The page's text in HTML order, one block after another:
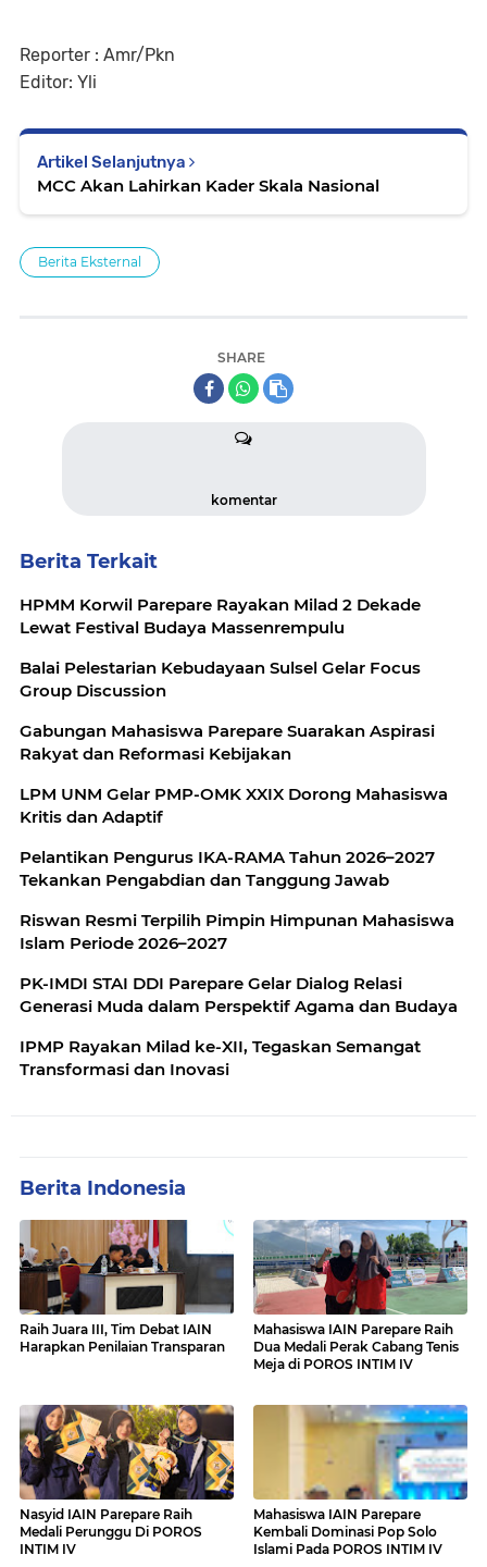
Reporter : Amr/Pkn
Editor: Yli
Artikel Selanjutnya
MCC Akan Lahirkan Kader Skala Nasional
Berita Eksternal
SHARE
komentar
Berita Terkait
HPMM Korwil Parepare Rayakan Milad 2 Dekade
Lewat Festival Budaya Massenrempulu
Balai Pelestarian Kebudayaan Sulsel Gelar Focus
Group Discussion
Gabungan Mahasiswa Parepare Suarakan Aspirasi
Rakyat dan Reformasi Kebijakan
LPM UNM Gelar PMP-OMK XXIX Dorong Mahasiswa
Kritis dan Adaptif
Pelantikan Pengurus IKA-RAMA Tahun 2026–2027
Tekankan Pengabdian dan Tanggung Jawab
Riswan Resmi Terpilih Pimpin Himpunan Mahasiswa
Islam Periode 2026–2027
PK-IMDI STAI DDI Parepare Gelar Dialog Relasi
Generasi Muda dalam Perspektif Agama dan Budaya
IPMP Rayakan Milad ke-XII, Tegaskan Semangat
Transformasi dan Inovasi
Berita Indonesia
Raih Juara III, Tim Debat IAIN
Harapkan Penilaian Transparan
Mahasiswa IAIN Parepare Raih
Dua Medali Perak Cabang Tenis
Meja di POROS INTIM IV
Nasyid IAIN Parepare Raih
Medali Perunggu Di POROS
INTIM IV
Mahasiswa IAIN Parepare
Kembali Dominasi Pop Solo
Islami Pada POROS INTIM IV